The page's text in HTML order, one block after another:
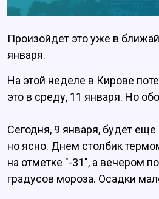
Произойдет это уже в
января.
На этой неделе в Кирове
это в среду, 11 января. Но
Сегодня, 9 января, будет
но ясно. Днем столбик
на отметке "-31", а вечером
градусов мороза. Осадки